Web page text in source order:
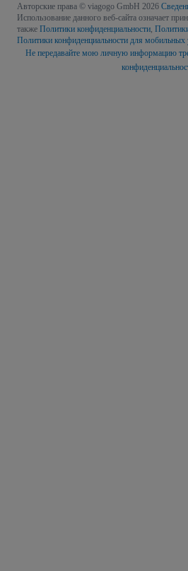
Авторские права © viagogo GmbH 2026
Использование данного веб-сайта означает
также Политики конфиденциальности
Политики конфиденциальности для мобильных
Не передавайте мою личную информацию